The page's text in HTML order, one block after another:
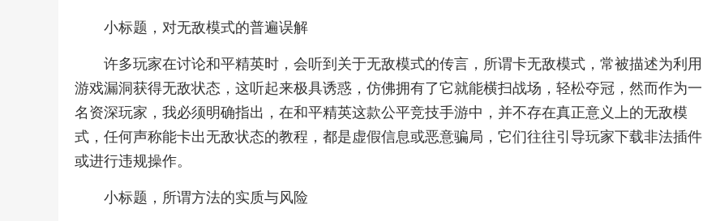
小标题，对无敌模式的普遍误解
许多玩家在讨论和平精英时，会听到关于无敌模式的传言，所谓卡无敌模式，常被描述为利用
游戏漏洞获得无敌状态，这听起来极具诱惑，仿佛拥有了它就能横扫战场，轻松夺冠，然而作为一
名资深玩家，我必须明确指出，在和平精英这款公平竞技手游中，并不存在真正意义上的无敌模
式，任何声称能卡出无敌状态的教程，都是虚假信息或恶意骗局，它们往往引导玩家下载非法插件
或进行违规操作。
小标题，所谓方法的实质与风险